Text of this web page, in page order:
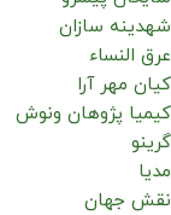
شهدینه سازان
عرق النساء
کیان مهر آرا
کیمیا پژوهان ونوش
گرینو
مدیا
نقش جهان